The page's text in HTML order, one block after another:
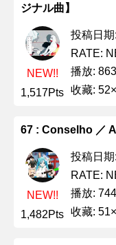
ジナル曲】
NEW!!
1,517Pts
投稿日
RATE:
播放:
收藏:
67 : Conselho ／
NEW!!
1,482Pts
投稿日
RATE:
播放:
收藏: